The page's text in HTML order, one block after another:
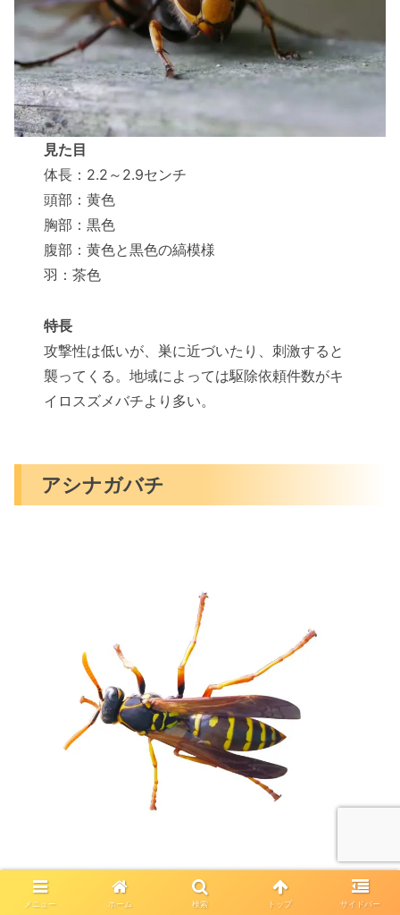
見た目
体長：2.2～2.9センチ
頭部：黄色
胸部：黒色
腹部：黄色と黒色の縞模様
羽：茶色
特長
攻撃性は低いが、巣に近づいたり、刺激すると
襲ってくる。地域によっては駆除依頼件数がキ
イロスズメバチより多い。
アシナガバチ
見た目
メニュー ホーム 検索 トップ サイドバー